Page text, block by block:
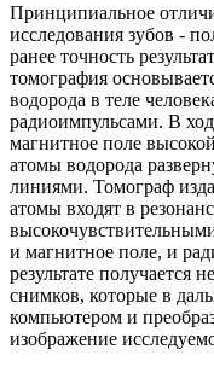
Принципиальное
исследования зубов -
ранее точность
томография
водорода в теле
радиоимпульсами. В
магнитное поле
атомы водорода
линиями. Томограф
атомы входят в
и магнитное поле, и
результате получается
снимков, которые в
компьютером и
изображение